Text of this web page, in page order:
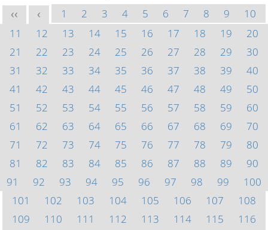
<< < 1 2 3 4 5 6 7 8 9
10
11
12 13 14 15 16 17 18 19
20
21
22 23 24 25 26 27 28 29
30
31
32 33 34 35 36 37 38 39
40
41
42 43 44 45 46 47 48 49
50
51
52 53 54 55 56 57 58 59
60
61
62 63 64 65 66 67 68 69
70
71
72 73 74 75 76 77 78 79
80
81
82 83 84 85 86 87 88 89
90
91
92 93 94 95 96 97 98 99
100
101
102 103 104 105 106 107
108
109
110 111 112 113 114 115
116